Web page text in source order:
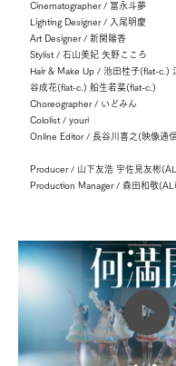
Cinematographer / 冨永斗夢
Lighting Designer / 入尾明慶
Art Designer / 新関陽香
Stylist / 石山美妃 矢野こころ
Hair & Make Up / 池田桂子(flat-c.)
谷成花(flat-c.) 船生若菜(flat-c.)
Choreographer / いどみん
Cololist / youri
Online Editor / 長谷川喜之(映像通
Producer / 山下友浩 宇佐見友彬
Production Manager / 森田和敬